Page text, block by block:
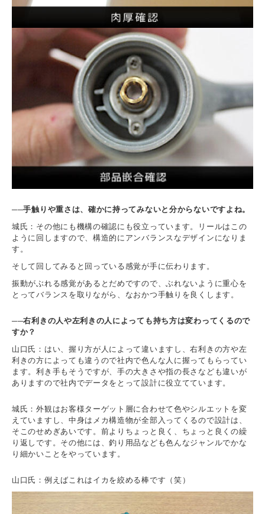
──手触りや重さは、確かに持ってみないと分からないですよね。
城氏：その他にも機構の確認にも役立っています。リールはこの
ように回しますので、構造的にアンバランスなデザインになりま
す。
そして回してみると回っている感覚が手に伝わります。
振動がぶれる感覚があるとだめですので、ぶれないように重心を
とってバランスを取りながら、なおかつ手触りを良くします。
──右利きの人や左利きの人によっても持ち方は変わってくるので
すか？
山口氏：はい、握り方が人によって違いますし、右利きの方や左
利きの方によっても違うので社内で色んな人に握ってもらってい
ます。利き手もそうですが、手の大きさや指の長さなども違いが
ありますので社内でデータをとって設計に役立てています。
城氏：外観はお客様ターゲット層に合わせて色やシルエットを変
えていますし、中身はメカ構造物が全部入ってくるので設計は、
そこのせめぎあいです。前よりちょっと良く、ちょっと良くの繰
り返しです。その他には、釣り用品なども色んなジャンルでかな
り細かいことをやっています。
山口氏：例えばこれはイカを絞める棒です（笑）